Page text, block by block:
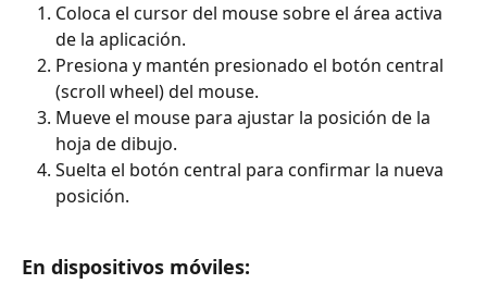
Coloca el cursor del mouse sobre el área activa
de la aplicación.
Presiona y mantén presionado el botón central
(scroll wheel) del mouse.
Mueve el mouse para ajustar la posición de la
hoja de dibujo.
Suelta el botón central para confirmar la nueva
posición.
En dispositivos móviles: